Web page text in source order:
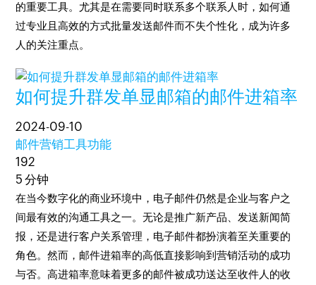
的重要工具。尤其是在需要同时联系多个联系人时，如何通
过专业且高效的方式批量发送邮件而不失个性化，成为许多
人的关注重点。
如何提升群发单显邮箱的邮件进箱率
2024-09-10
邮件营销工具功能
192
5 分钟
在当今数字化的商业环境中，电子邮件仍然是企业与客户之
间最有效的沟通工具之一。无论是推广新产品、发送新闻简
报，还是进行客户关系管理，电子邮件都扮演着至关重要的
角色。然而，邮件进箱率的高低直接影响到营销活动的成功
与否。高进箱率意味着更多的邮件被成功送达至收件人的收